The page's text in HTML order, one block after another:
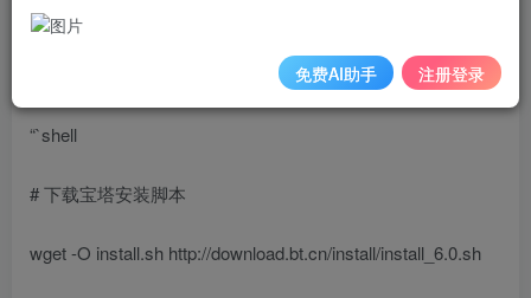
1. 登录到服务器，以root用户身份执行以下命令来安装宝塔
“`shell
# 下载宝塔安装脚本
wget -O install.sh http://download.bt.cn/install/install_6.0.sh
免费AI助手 注册登录